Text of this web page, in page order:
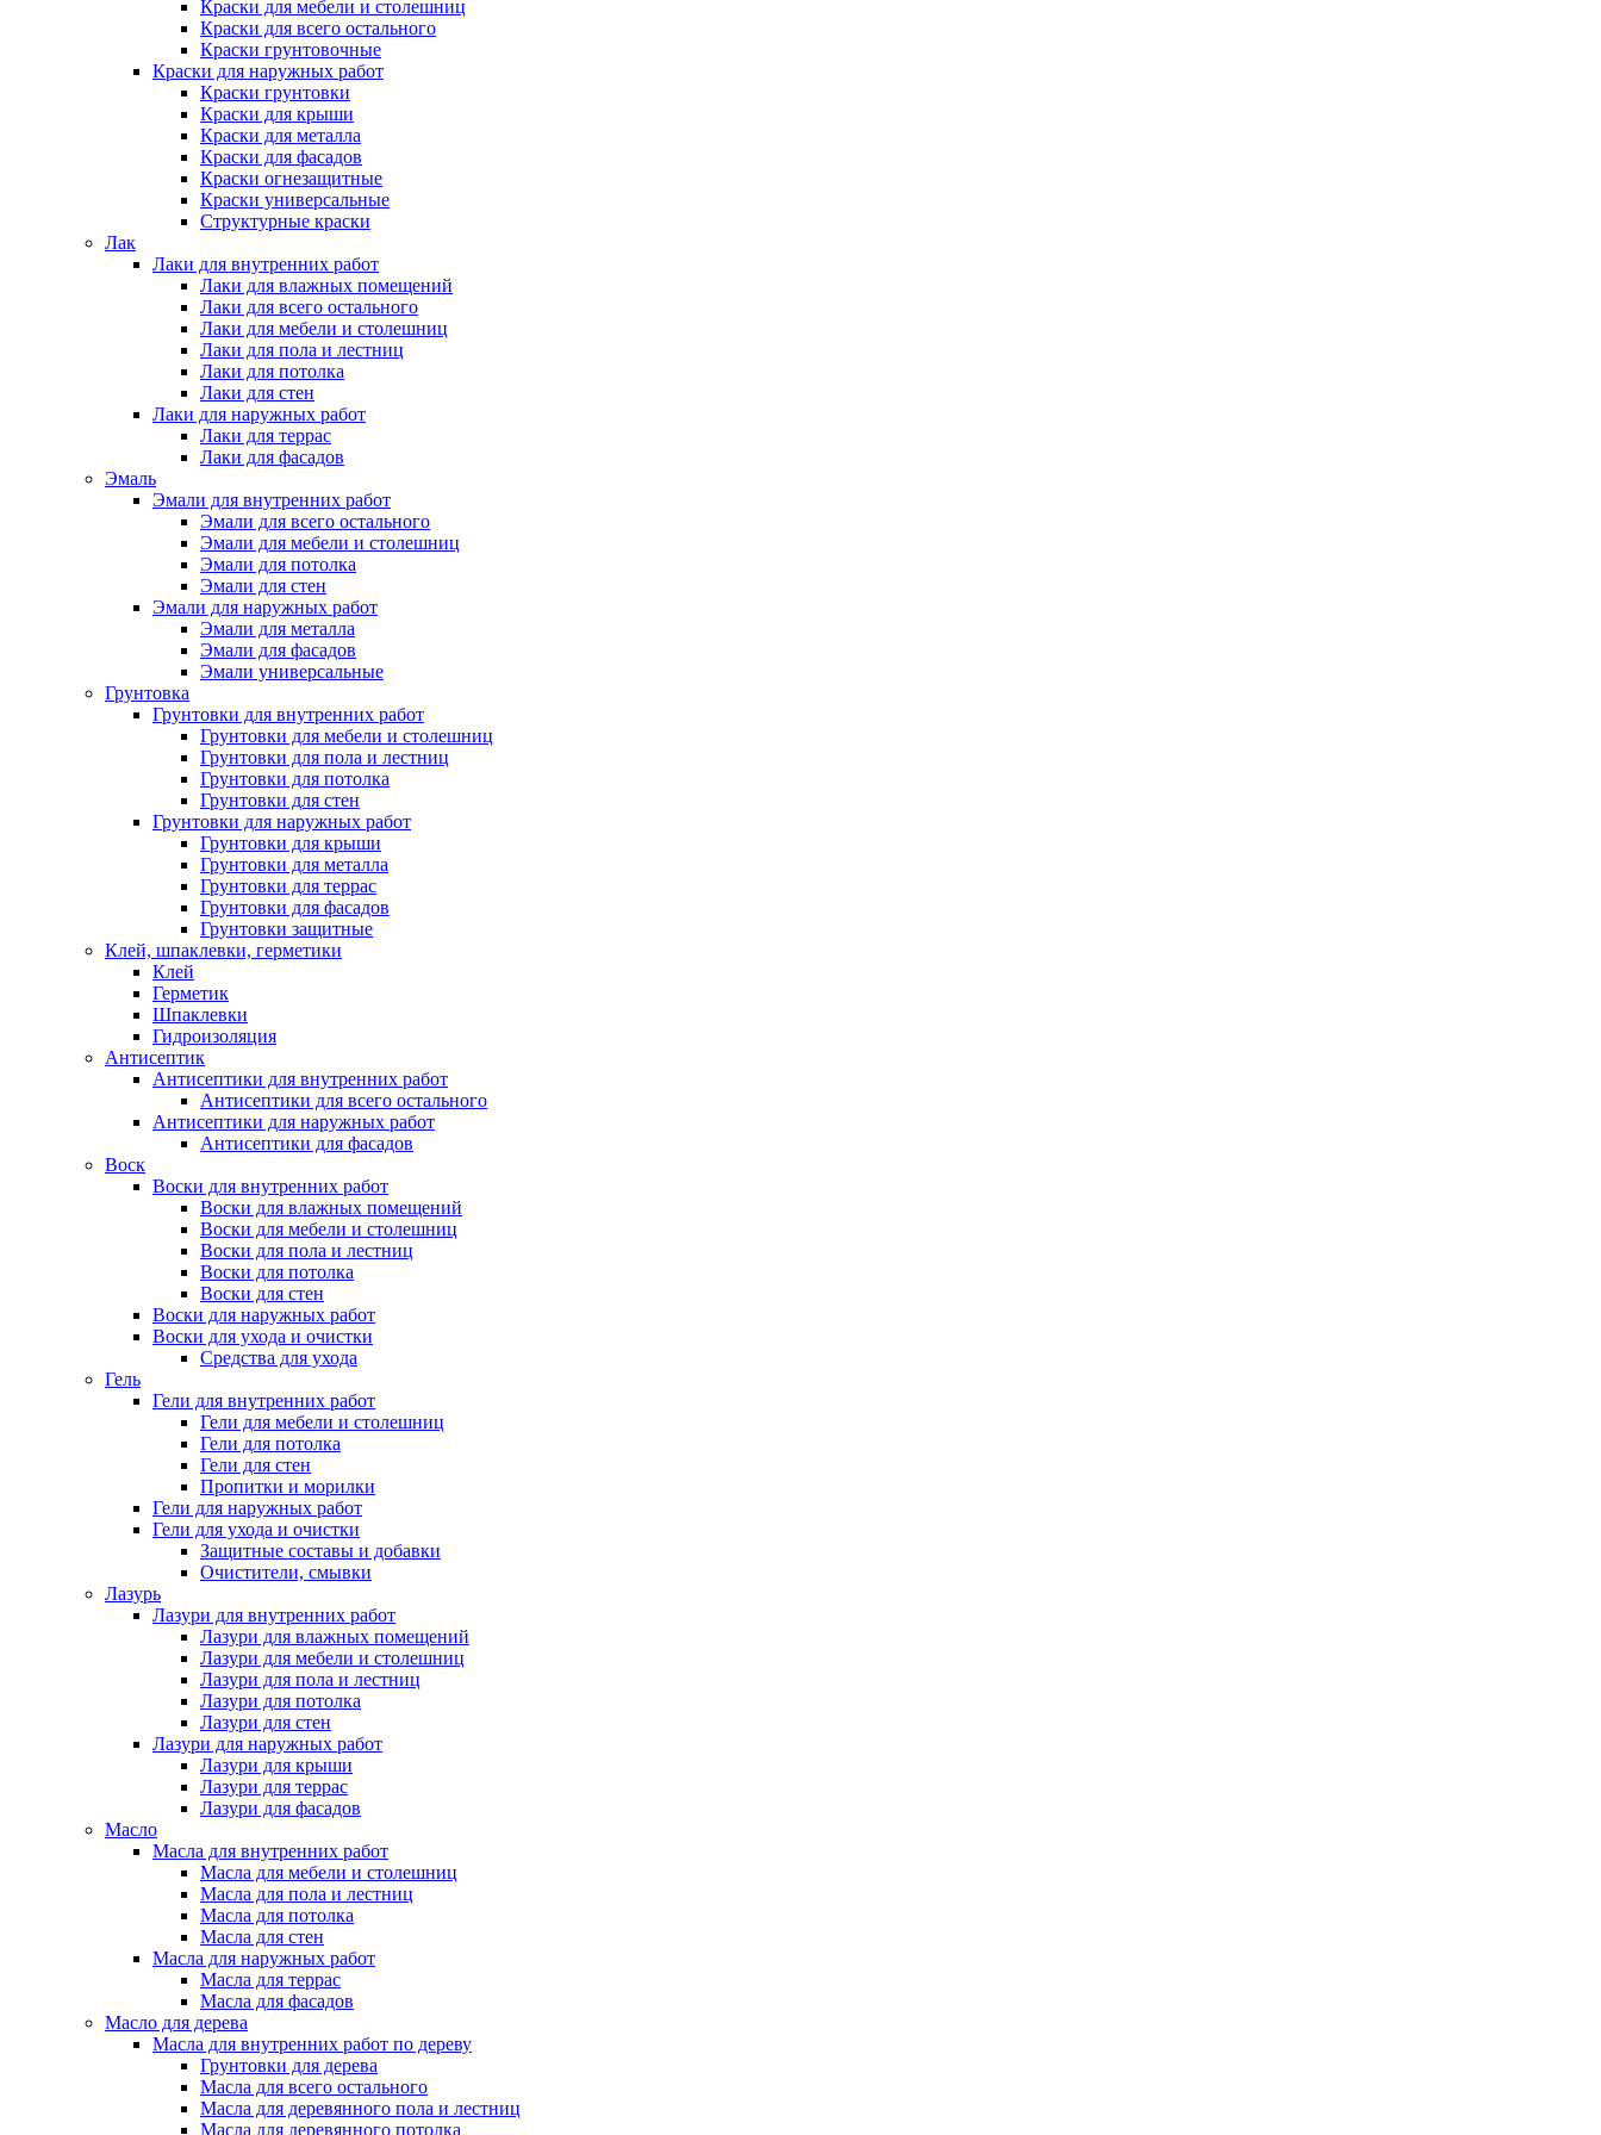
Краски для мебели и столешниц
Краски для всего остального
Краски грунтовочные
Краски для наружных работ
Краски грунтовки
Краски для крыши
Краски для металла
Краски для фасадов
Краски огнезащитные
Краски универсальные
Структурные краски
Лак
Лаки для внутренних работ
Лаки для влажных помещений
Лаки для всего остального
Лаки для мебели и столешниц
Лаки для пола и лестниц
Лаки для потолка
Лаки для стен
Лаки для наружных работ
Лаки для террас
Лаки для фасадов
Эмаль
Эмали для внутренних работ
Эмали для всего остального
Эмали для мебели и столешниц
Эмали для потолка
Эмали для стен
Эмали для наружных работ
Эмали для металла
Эмали для фасадов
Эмали универсальные
Грунтовка
Грунтовки для внутренних работ
Грунтовки для мебели и столешниц
Грунтовки для пола и лестниц
Грунтовки для потолка
Грунтовки для стен
Грунтовки для наружных работ
Грунтовки для крыши
Грунтовки для металла
Грунтовки для террас
Грунтовки для фасадов
Грунтовки защитные
Клей, шпаклевки, герметики
Клей
Герметик
Шпаклевки
Гидроизоляция
Антисептик
Антисептики для внутренних работ
Антисептики для всего остального
Антисептики для наружных работ
Антисептики для фасадов
Воск
Воски для внутренних работ
Воски для влажных помещений
Воски для мебели и столешниц
Воски для пола и лестниц
Воски для потолка
Воски для стен
Воски для наружных работ
Воски для ухода и очистки
Средства для ухода
Гель
Гели для внутренних работ
Гели для мебели и столешниц
Гели для потолка
Гели для стен
Пропитки и морилки
Гели для наружных работ
Гели для ухода и очистки
Защитные составы и добавки
Очистители, смывки
Лазурь
Лазури для внутренних работ
Лазури для влажных помещений
Лазури для мебели и столешниц
Лазури для пола и лестниц
Лазури для потолка
Лазури для стен
Лазури для наружных работ
Лазури для крыши
Лазури для террас
Лазури для фасадов
Масло
Масла для внутренних работ
Масла для мебели и столешниц
Масла для пола и лестниц
Масла для потолка
Масла для стен
Масла для наружных работ
Масла для террас
Масла для фасадов
Масло для дерева
Масла для внутренних работ по дереву
Грунтовки для дерева
Масла для всего остального
Масла для деревянного пола и лестниц
Масла для деревянного потолка